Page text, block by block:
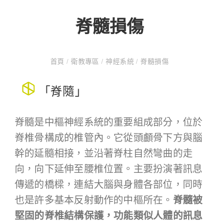
脊髓損傷
首頁/ 衛教專區/ 神經系統/ 脊髓損傷
「脊隨」
脊髓是中樞神經系統的重要組成部分，位於
脊椎骨構成的椎管內。它從頭顱骨下方與腦
幹的延髓相接，並沿著脊柱自然彎曲的走
向，向下延伸至腰椎位置。主要扮演著訊息
傳遞的橋樑，連結大腦與身體各部位，同時
也是許多基本反射動作的中樞所在。 脊髓被
堅固的脊椎結構保護，功能類似人體的訊息